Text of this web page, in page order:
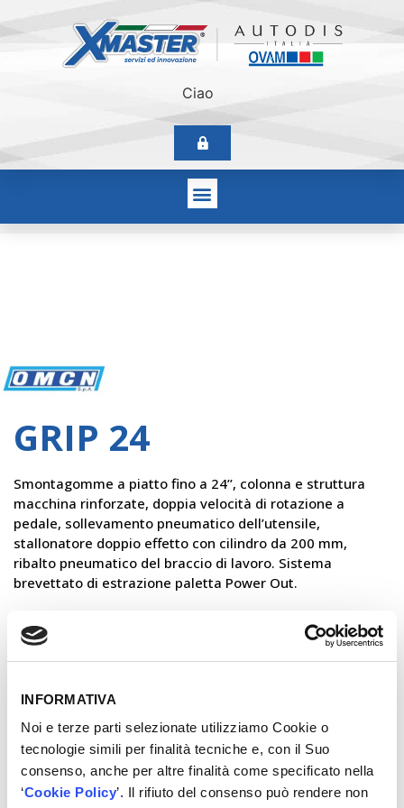
INFORMATIVA
Noi e terze parti selezionate utilizziamo Cookie o
tecnologie simili per finalità tecniche e, con il Suo
consenso, anche per altre finalità come specificato nella
‘Cookie Policy’. Il rifiuto del consenso può rendere non
Ciao
GRIP 24
Smontagomme a piatto fino a 24’’, colonna e struttura
macchina rinforzate, doppia velocità di rotazione a
pedale, sollevamento pneumatico dell’utensile,
stallonatore doppio effetto con cilindro da 200 mm,
ribalto pneumatico del braccio di lavoro. Sistema
brevettato di estrazione paletta Power Out.
VUOI CONOSCERE IL PREZZO?
Registrati!
×
REGISTRATI